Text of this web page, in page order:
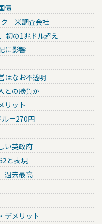
債
－米調査会社
初の1兆ドル超え
に影響
はなお不透明
との勝負か
リット
＝270円
い英政府
と表現
過去最高
デメリット